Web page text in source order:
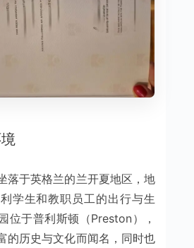
落于英格兰的兰开夏地区，地
学生和教职员工的出行与生
位于普利斯顿（Preston），
的历史与文化而闻名，同时也